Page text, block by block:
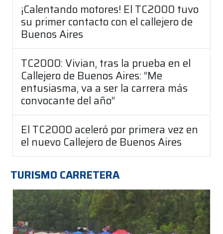
¡Calentando motores! El TC2000 tuvo
su primer contacto con el callejero de
Buenos Aires
TC2000: Vivian, tras la prueba en el
Callejero de Buenos Aires: “Me
entusiasma, va a ser la carrera más
convocante del año”
El TC2000 aceleró por primera vez en
el nuevo Callejero de Buenos Aires
TURISMO CARRETERA